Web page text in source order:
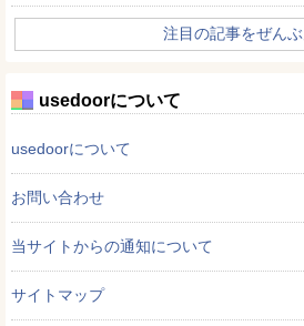
注目の記事をぜん
usedoorについて
usedoorについて
お問い合わせ
当サイトからの通知について
サイトマップ